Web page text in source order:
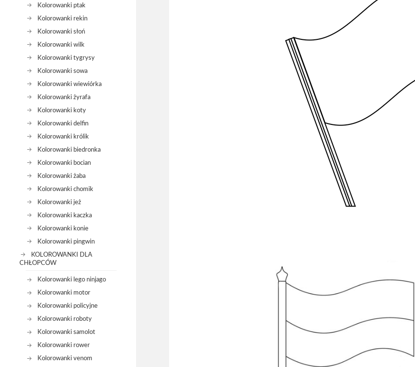
Kolorowanki ptak
Kolorowanki rekin
Kolorowanki słoń
Kolorowanki wilk
Kolorowanki tygrysy
Kolorowanki sowa
Kolorowanki wiewiórka
Kolorowanki żyrafa
Kolorowanki koty
Kolorowanki delfin
Kolorowanki królik
Kolorowanki biedronka
Kolorowanki bocian
Kolorowanki żaba
Kolorowanki chomik
Kolorowanki jeż
Kolorowanki kaczka
Kolorowanki konie
Kolorowanki pingwin
KOLOROWANKI DLA
CHŁOPCÓW
Kolorowanki lego ninjago
Kolorowanki motor
Kolorowanki policyjne
Kolorowanki roboty
Kolorowanki samolot
Kolorowanki rower
Kolorowanki venom